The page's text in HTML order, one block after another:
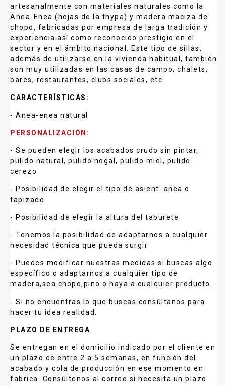
artesanalmente con materiales naturales como la
Anea-Enea (hojas de la thypa) y madera maciza de
chopo, fabricadas por empresa de larga tradición y
experiencia así como reconocido prestigio en el
sector y en el ámbito nacional. Este tipo de sillas,
además de utilizarse en la vivienda habitual, también
son muy utilizadas en las casas de campo, chalets,
bares, restaurantes, clubs sociales, etc.
CARACTERÍSTICAS:
- Anea-enea natural
PERSONALIZACIÓN:
- Se pueden elegir los acabados crudo sin pintar,
pulido natural, pulido nogal, pulido miel, pulido
cerezo
- Posibilidad de elegir el tipo de asient: anea o
tapizado
- Posibilidad de elegir la altura del taburete
- Tenemos la posibilidad de adaptarnos a cualquier
necesidad técnica que pueda surgir.
- Puedes modificar nuestras medidas si buscas algo
específico o adaptarnos a cualquier tipo de
madera,sea chopo,pino o haya a cualquier producto.
- Si no encuentras lo que buscas consúltanos para
hacer tu idea realidad.
PLAZO DE ENTREGA
Se entregan en el domicilio indicado por el cliente en
un plazo de entre 2 a 5 semanas, en función del
acabado y cola de producción en ese momento en
fabrica. Consúltenos al correo si necesita un plazo